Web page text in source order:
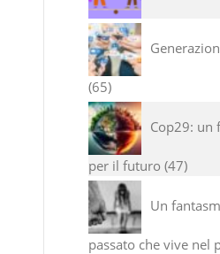
65
Cop29: un
per il futuro 47
Un
passato che vive nel